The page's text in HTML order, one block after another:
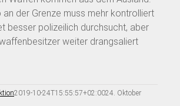
an der Grenze muss mehr kontrolliert
besser polizeilich durchsucht, aber
weiter drangsaliert
2019-10-24T15:55:57+02:0024. Oktober